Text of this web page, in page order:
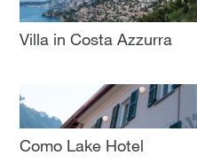
Villa in Costa Azzurra
Como Lake Hotel